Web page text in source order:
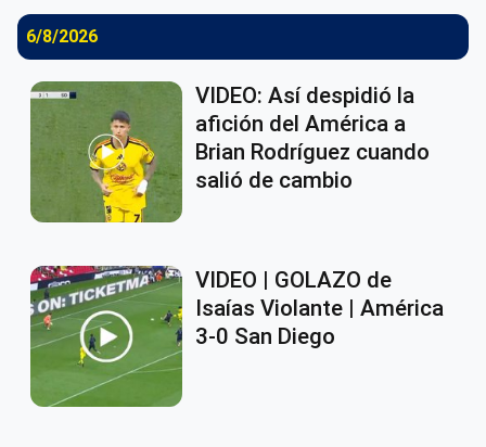
6/8/2026
VIDEO: Así despidió la
afición del América a
Brian Rodríguez cuando
salió de cambio
VIDEO | GOLAZO de
Isaías Violante | América
3-0 San Diego